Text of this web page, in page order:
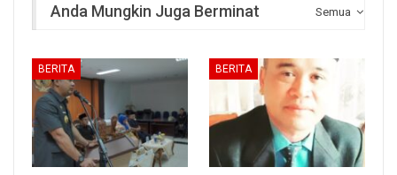
Semua
Anda Mungkin Juga Berminat
BERITA BERITA